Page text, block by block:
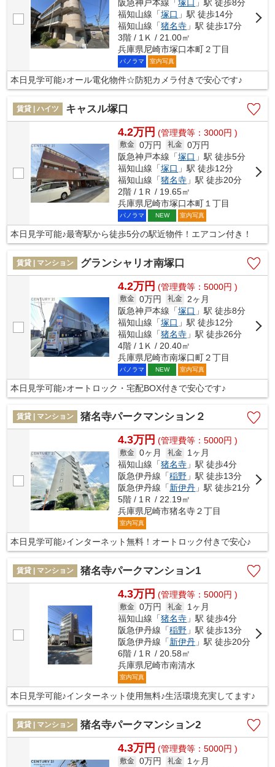
阪急神戸本線「塚口 」駅 徒歩8分
福知山線「塚口 」駅 徒歩14分
福知山線「猪名寺 」駅 徒歩17分
3階 / 1Ｋ / 21.00㎡
兵庫県尼崎市塚口本町２丁目
パノラマ 室内写真
本日見学可能♪オール電化物件☆防犯カメラ付きで安心です♪
賃貸 | ハイツ キャスル塚口
4.2万円 (管理費等：3000円 )
敷金 0万円 礼金 0万円
阪急神戸本線「塚口 」駅 徒歩5分
福知山線「塚口 」駅 徒歩12分
福知山線「猪名寺 」駅 徒歩20分
2階 / 1Ｒ / 19.65㎡
兵庫県尼崎市塚口本町１丁目
パノラマ NEW 室内写真
本日見学可能♪最寄駅から徒歩5分の駅近物件！エアコン付き！
賃貸 | マンション グランシャリオ南塚口
4.2万円 (管理費等：5000円 )
敷金 0万円 礼金
2ヶ月
阪急神戸本線「塚口 」駅 徒歩8分
福知山線「塚口 」駅 徒歩12分
福知山線「猪名寺 」駅 徒歩26分
4階 / 1Ｋ / 20.40㎡
兵庫県尼崎市南塚口町２丁目
パノラマ NEW 室内写真
本日見学可能♪オートロック・宅配BOX付きで安心です♪
賃貸 | マンション 猪名寺パークマンション２
4.3万円 (管理費等：5000円 )
敷金 0ヶ月 礼金
1ヶ月
福知山線「猪名寺 」駅 徒歩4分
阪急伊丹線「稲野 」駅 徒歩13分
阪急伊丹線「新伊丹 」駅 徒歩21分
5階 / 1Ｒ / 22.19㎡
兵庫県尼崎市猪名寺２丁目
室内写真
本日見学可能♪インターネット無料！オートロック付きで安心♪
賃貸 | マンション 猪名寺パークマンション1
4.3万円 (管理費等：5000円 )
敷金 0万円 礼金
1ヶ月
福知山線「猪名寺 」駅 徒歩4分
阪急伊丹線「稲野 」駅 徒歩13分
阪急伊丹線「新伊丹 」駅 徒歩20分
6階 / 1Ｒ / 20.58㎡
兵庫県尼崎市南清水
室内写真
本日見学可能♪インターネット使用無料♪生活環境充実してます♪
賃貸 | マンション 猪名寺パークマンション2
4.3万円 (管理費等：5000円 )
敷金 0万円 礼金
1ヶ月